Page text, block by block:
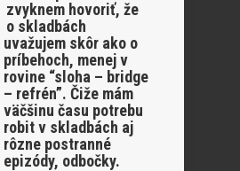
zvyknem hovoriť, že
o skladbách
uvažujem skôr ako o
príbehoch, menej v
rovine “sloha – bridge
– refrén”. Čiže mám
väčšinu času potrebu
robit v skladbách aj
rôzne postranné
epizódy, odbočky.